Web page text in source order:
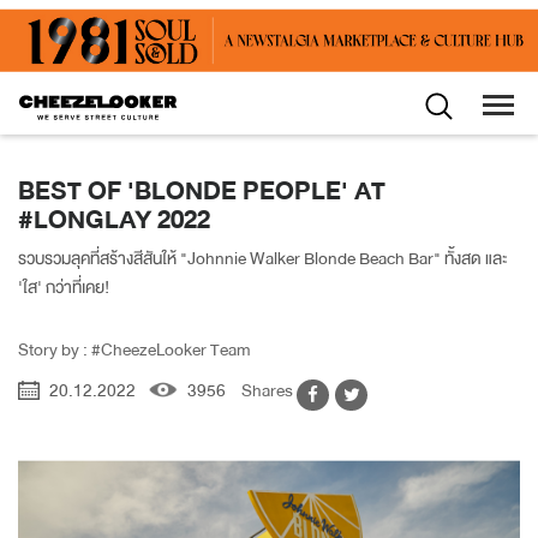
BEST OF 'BLONDE PEOPLE' AT
#LONGLAY 2022
รวบรวมลุคที่สร้างสีสันให้ "Johnnie Walker Blonde Beach Bar" ทั้งสด และ
'ใส' กว่าที่เคย!
Story by : #CheezeLooker Team
20.12.2022
3956 Shares